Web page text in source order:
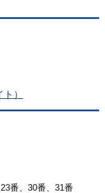
）
番、30番、31番